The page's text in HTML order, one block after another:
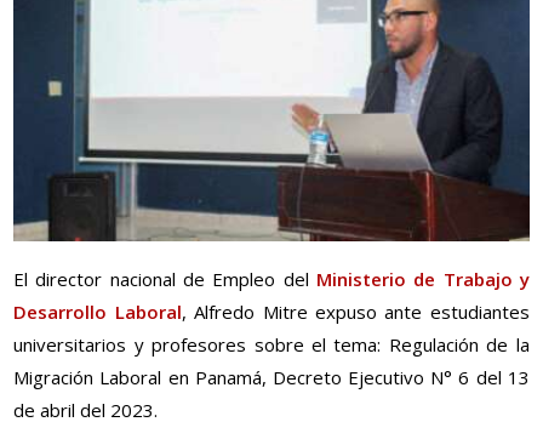
El director nacional de Empleo del Ministerio de Trabajo y
Desarrollo Laboral, Alfredo Mitre expuso ante estudiantes
universitarios y profesores sobre el tema: Regulación de la
Migración Laboral en Panamá, Decreto Ejecutivo N° 6 del 13
de abril del 2023.